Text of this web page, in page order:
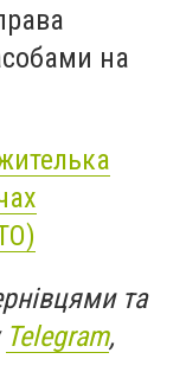
на
та
Telegram,